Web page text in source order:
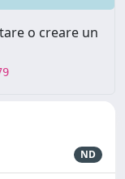
o creare un
ND